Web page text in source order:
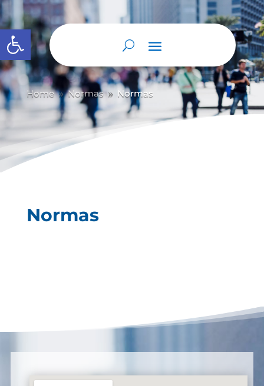
Abrir barra de herramientas
Home 9 Normas 9 Normas
Normas